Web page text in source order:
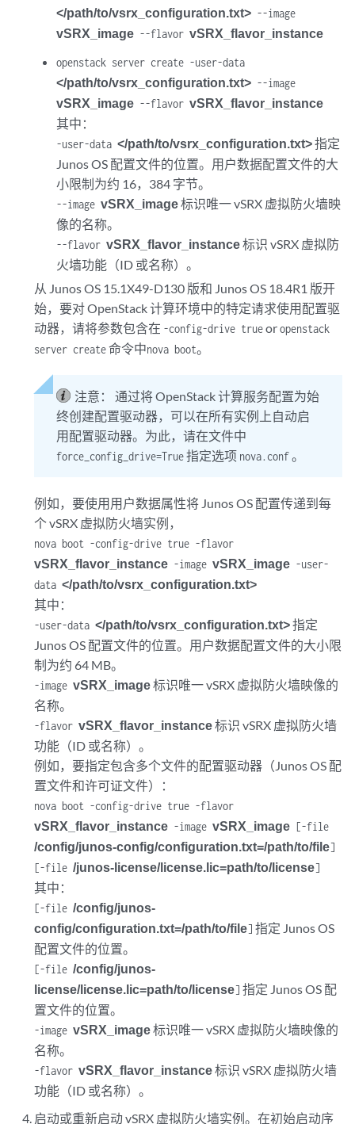
</path/to/vsrx_configuration.txt>--image
vSRX_image--flavor vSRX_flavor_instance
openstack server create -user-data
</path/to/vsrx_configuration.txt>--image
vSRX_image--flavor vSRX_flavor_instance
其中：
-user-data </path/to/vsrx_configuration.txt>指定
Junos OS 配置文件的位置。用户数据配置文件的大
小限制为约 16，384 字节。
--image vSRX_image标识唯一 vSRX 虚拟防火墙映
像的名称。
--flavor vSRX_flavor_instance标识 vSRX 虚拟防
火墙功能（ID 或名称）。
从 Junos OS 15.1X49-D130 版和 Junos OS 18.4R1 版开
始，要对 OpenStack 计算环境中的特定请求使用配置驱
动器，请将参数包含在 -config-drive trueoropenstack
server create命令中nova boot。
注意：
通过将 OpenStack 计算服务配置为始
终创建配置驱动器，可以在所有实例上自动启
用配置驱动器。为此，请在文件中
force_config_drive=True指定选项 nova.conf 。
例如，要使用用户数据属性将 Junos OS 配置传递到每
个 vSRX 虚拟防火墙实例，
nova boot -config-drive true -flavor
vSRX_flavor_instance -imagevSRX_image -user-
data</path/to/vsrx_configuration.txt>
其中：
-user-data</path/to/vsrx_configuration.txt>指定
Junos OS 配置文件的位置。用户数据配置文件的大小限
制为约 64 MB。
-imagevSRX_image标识唯一 vSRX 虚拟防火墙映像的
名称。
-flavorvSRX_flavor_instance标识 vSRX 虚拟防火墙
功能（ID 或名称）。
例如，要指定包含多个文件的配置驱动器（Junos OS 配
置文件和许可证文件）：
nova boot -config-drive true -flavor
vSRX_flavor_instance -imagevSRX_image [-file
/config/junos-config/configuration.txt=/path/to/file]
[-file/junos-license/license.lic=path/to/license]
其中：
[-file/config/junos-
config/configuration.txt=/path/to/file] 指定 Junos OS
配置文件的位置。
[-file/config/junos-
license/license.lic=path/to/license] 指定 Junos OS 配
置文件的位置。
-imagevSRX_image标识唯一 vSRX 虚拟防火墙映像的
名称。
-flavorvSRX_flavor_instance标识 vSRX 虚拟防火墙
功能（ID 或名称）。
启动或重新启动 vSRX 虚拟防火墙实例。在初始启动序